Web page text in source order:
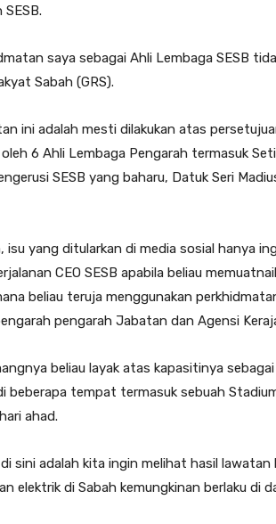
saya sebagai Ahli Lembaga SESB
Sabah (GRS).
ini adalah mesti dilakukan atas
6 Ahli Lembaga Pengarah termasuk
SESB yang baharu, Datuk Seri
isu yang ditularkan di media sosial hanya
CEO SESB apabila beliau
beliau teruja menggunakan
pengarah Jabatan dan Agensi
beliau layak atas kapasitinya
beberapa tempat termasuk sebuah
ahad.
sini adalah kita ingin melihat hasil lawatan
elektrik di Sabah kemungkinan berlaku di